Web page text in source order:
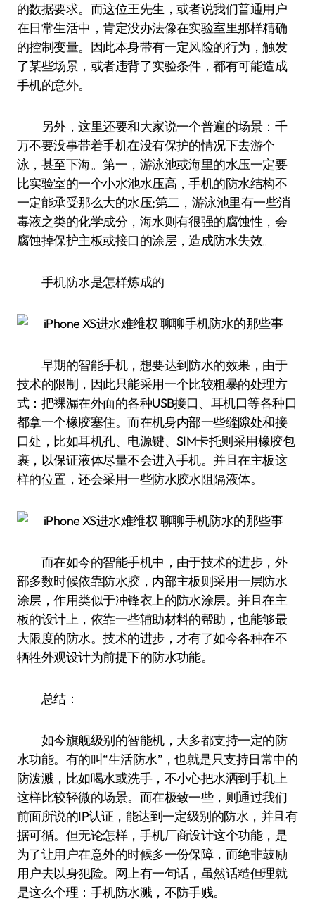
的数据要求。而这位王先生，或者说我们普通用户
在日常生活中，肯定没办法像在实验室里那样精确
的控制变量。因此本身带有一定风险的行为，触发
了某些场景，或者违背了实验条件，都有可能造成
手机的意外。
另外，这里还要和大家说一个普遍的场景：千
万不要没事带着手机在没有保护的情况下去游个
泳，甚至下海。第一，游泳池或海里的水压一定要
比实验室的一个小水池水压高，手机的防水结构不
一定能承受那么大的水压;第二，游泳池里有一些消
毒液之类的化学成分，海水则有很强的腐蚀性，会
腐蚀掉保护主板或接口的涂层，造成防水失效。
手机防水是怎样炼成的
早期的智能手机，想要达到防水的效果，由于
技术的限制，因此只能采用一个比较粗暴的处理方
式：把裸漏在外面的各种USB接口、耳机口等各种口
都拿一个橡胶塞住。而在机身内部一些缝隙处和接
口处，比如耳机孔、电源键、SIM卡托则采用橡胶包
裹，以保证液体尽量不会进入手机。并且在主板这
样的位置，还会采用一些防水胶水阻隔液体。
而在如今的智能手机中，由于技术的进步，外
部多数时候依靠防水胶，内部主板则采用一层防水
涂层，作用类似于冲锋衣上的防水涂层。并且在主
板的设计上，依靠一些辅助材料的帮助，也能够最
大限度的防水。技术的进步，才有了如今各种在不
牺牲外观设计为前提下的防水功能。
总结：
如今旗舰级别的智能机，大多都支持一定的防
水功能。有的叫“生活防水”，也就是只支持日常中的
防泼溅，比如喝水或洗手，不小心把水洒到手机上
这样比较轻微的场景。而在极致一些，则通过我们
前面所说的IP认证，能达到一定级别的防水，并且有
据可循。但无论怎样，手机厂商设计这个功能，是
为了让用户在意外的时候多一份保障，而绝非鼓励
用户去以身犯险。网上有一句话，虽然话糙但理就
是这么个理：手机防水溅，不防手贱。